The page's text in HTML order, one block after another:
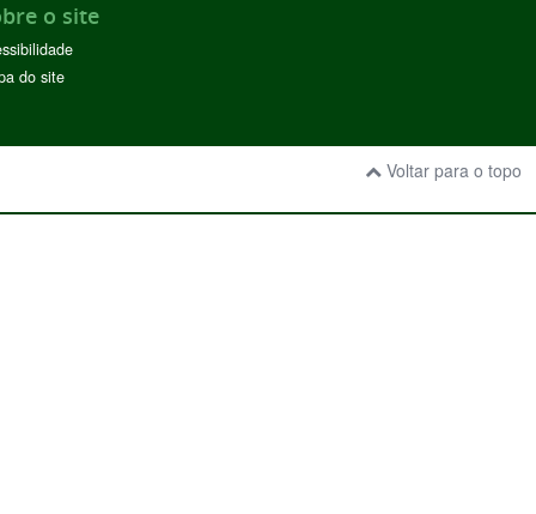
o site
do site
Voltar para o topo